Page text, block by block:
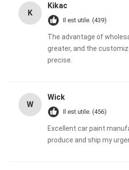
K
Kikac
Il est utile. (439)
The advantage of
greater, and the
precise.
W
Wick
Il est utile. (456)
Excellent car paint
produce and ship my